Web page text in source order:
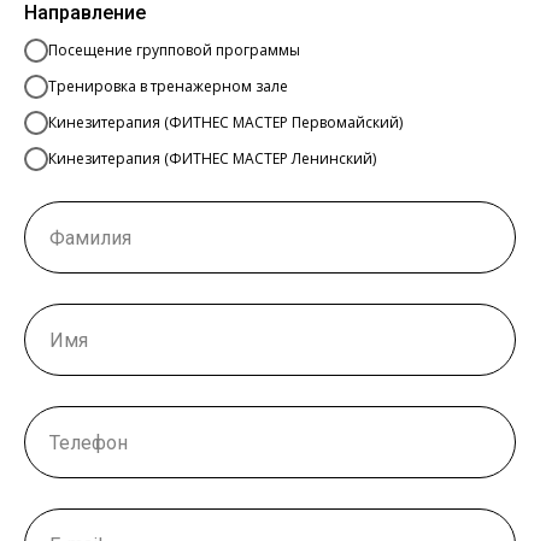
Направление
Посещение групповой программы
Тренировка в тренажерном зале
Кинезитерапия (ФИТНЕС МАСТЕР Первомайский)
Кинезитерапия (ФИТНЕС МАСТЕР Ленинский)